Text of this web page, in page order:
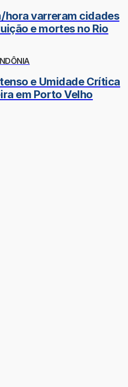
hora varreram cidades
e mortes no Rio
e Umidade Crítica
em Porto Velho